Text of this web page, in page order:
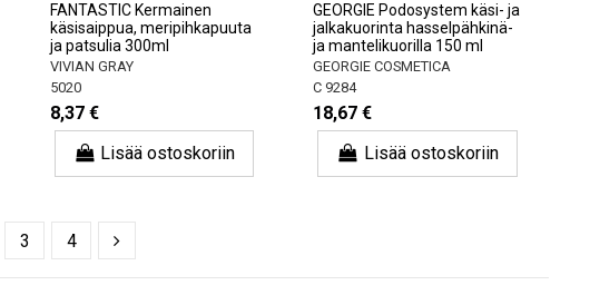
FANTASTIC Kermainen
käsisaippua, meripihkapuuta
ja patsulia 300ml
VIVIAN GRAY
5020
8,37 €
Lisää ostoskoriin
GEORGIE Podosystem käsi- ja
jalkakuorinta hasselpähkinä-
ja mantelikuorilla 150 ml
GEORGIE COSMETICA
C 9284
18,67 €
Lisää ostoskoriin
3 4